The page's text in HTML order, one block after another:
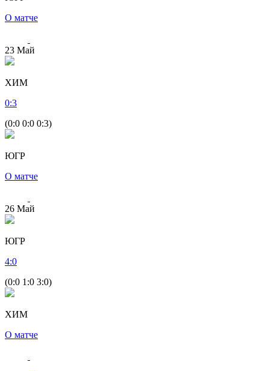
О матче
23 Май
ХИМ
0:3
(0:0 0:0 0:3)
ЮГР
О матче
26 Май
ЮГР
4:0
(0:0 1:0 3:0)
ХИМ
О матче